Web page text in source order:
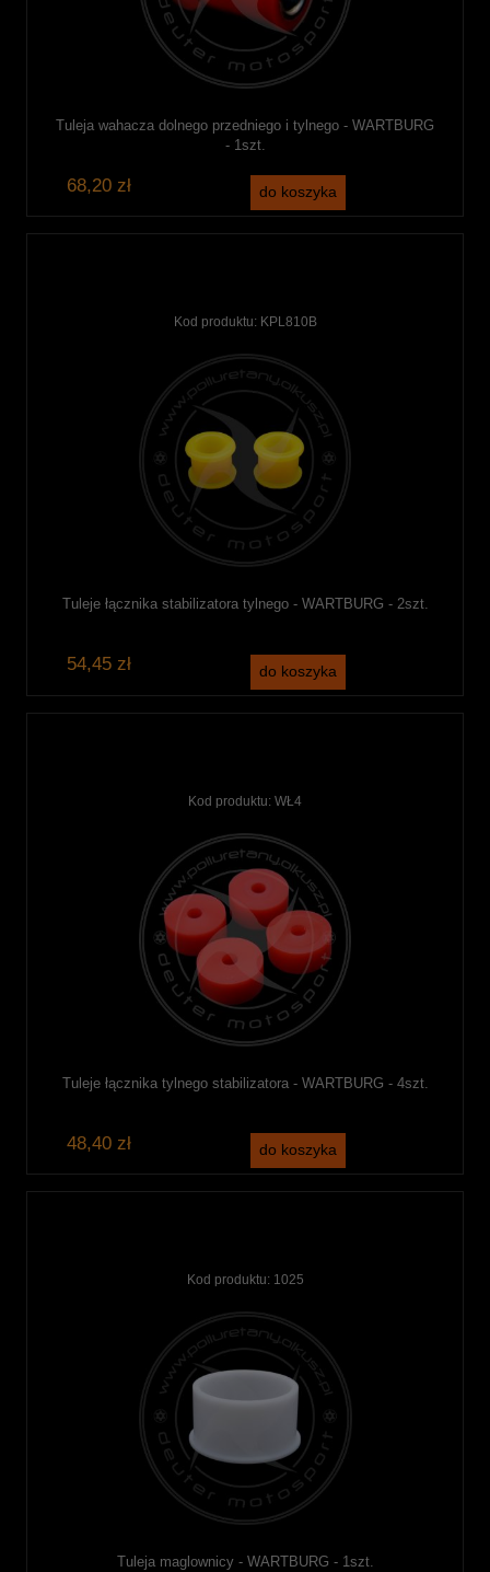
Tuleja wahacza dolnego przedniego i tylnego - WARTBURG
- 1szt.
68,20 zł do koszyka
Kod produktu: KPL810B
Tuleje łącznika stabilizatora tylnego - WARTBURG - 2szt.
54,45 zł do koszyka
Kod produktu: WŁ4
Tuleje łącznika tylnego stabilizatora - WARTBURG - 4szt.
48,40 zł do koszyka
Kod produktu: 1025
Tuleja maglownicy - WARTBURG - 1szt.